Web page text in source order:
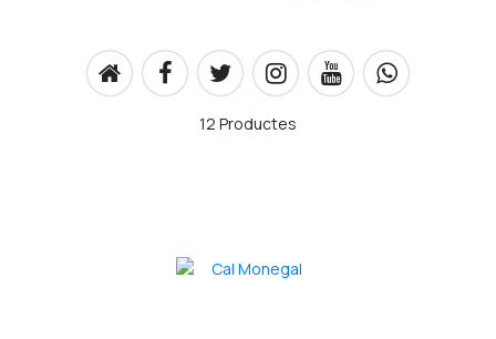
12 Productes